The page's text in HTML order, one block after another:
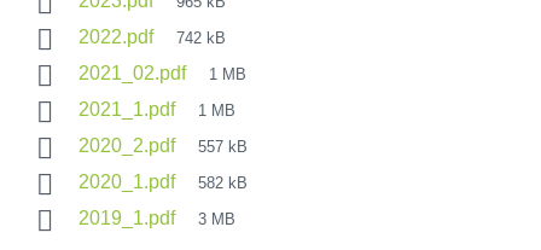
2022.pdf 742 kB
2021_02.pdf 1 MB
2021_1.pdf 1 MB
2020_2.pdf 557 kB
2020_1.pdf 582 kB
2019_1.pdf 3 MB